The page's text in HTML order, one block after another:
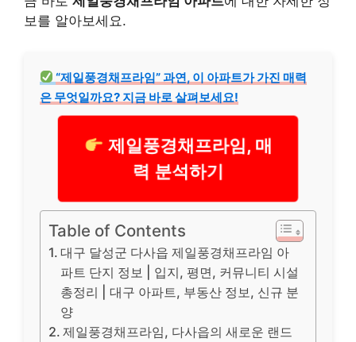
보를 알아보세요.
“제일풍경채프라임” 과연, 이 아파트가 가진 매력
은 무엇일까요? 지금 바로 살펴보세요!
제일풍경채프라임, 매
력 분석하기
Table of Contents
대구 달성군 다사읍 제일풍경채프라임 아
파트 단지 정보 | 입지, 평면, 커뮤니티 시설
총정리 | 대구 아파트, 부동산 정보, 신규 분
양
제일풍경채프라임, 다사읍의 새로운 랜드